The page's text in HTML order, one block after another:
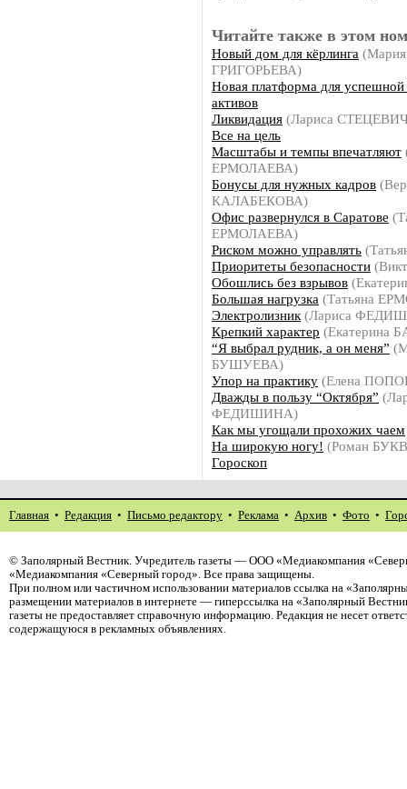
Читайте также в этом
Новый дом для кёрлинга (Мария
ГРИГОРЬЕВА)
Новая платформа для
активов
Ликвидация (Лариса
Все на цель
Масштабы и темпы впечатляют
ЕРМОЛАЕВА)
Бонусы для нужных кадров
КАЛАБЕКОВА)
Офис развернулся в Саратове
ЕРМОЛАЕВА)
Риском можно управлять
Приоритеты безопасности
Обошлись без взрывов
Большая нагрузка (Татьяна
Электролизник (Лариса
Крепкий характер (Екатерина
“Я выбрал рудник, а он меня”
БУШУЕВА)
Упор на практику (Елена
Дважды в пользу “Октября”
ФЕДИШИНА)
Как мы угощали прохожих чаем
На широкую ногу! (Роман
Гороскоп
Главная • Редакция • Письмо редактору • Реклама • Архив • Фото •
© Заполярный Вестник. Учредитель газеты — ООО «Медиакомпания
«Медиакомпания «Северный город». Все права защищены.
При полном или частичном использовании материалов ссылка на
размещении материалов в интернете — гиперссылка на «Заполярный
газеты не предоставляет справочную информацию. Редакция не несет
содержащуюся в рекламных объявлениях.